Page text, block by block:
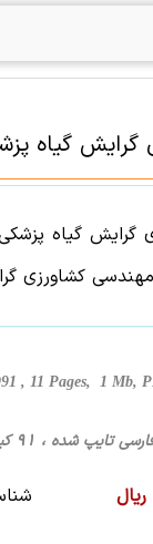
گرایش گیاه
گرایشگیاه
كشاورزی
, 11 Pages, 1 Mb,